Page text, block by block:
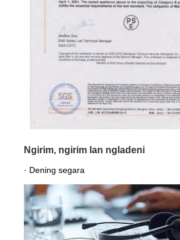
Ngirim, ngirim lan ngladeni
· Dening segara